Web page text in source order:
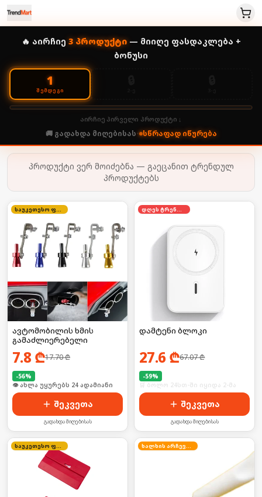
🔥 აირჩიე 3პროდუქტი— მიიღე ფასდაკლება +
ბონუსი
1
ᲨᲔᲛᲓᲔᲒᲘ
აირჩიე პირველი პროდუქტი ↓
🚚 გადახდა მიღებისას• სწრაფად იწურება
პროდუქტი ვერ მოიძებნა — გაეცანით ტრენდულ
პროდუქტებს
საუკეთესო ფასი
ავტომობილის ხმის
გამაძლიერებელი
7.8 ₾17.70₾
-56%
🛒 ბოლო 24სთ-ში იყიდა 37-მა
შეკვეთა
გადახდა მიღებისას
დღეს ტრენდში
დამტენი ბლოკი
27.6 ₾67.07₾
-59%
🛒 ბოლო 24სთ-ში იყიდა 2-მა
შეკვეთა
გადახდა მიღებისას
საუკეთესო ფასი ხალხის არჩევანი